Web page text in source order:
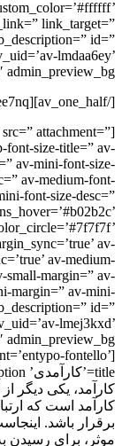
av_uid=’av-
src=”
font-size-
title=” av-mini-
desc=” av-
av-mini-font-size-
av-
av-small-
mini-margin=”
av_uid=’av-
font=’entypo-
یکی دیگر از
است که ارتباط
باشد. اینجاست که